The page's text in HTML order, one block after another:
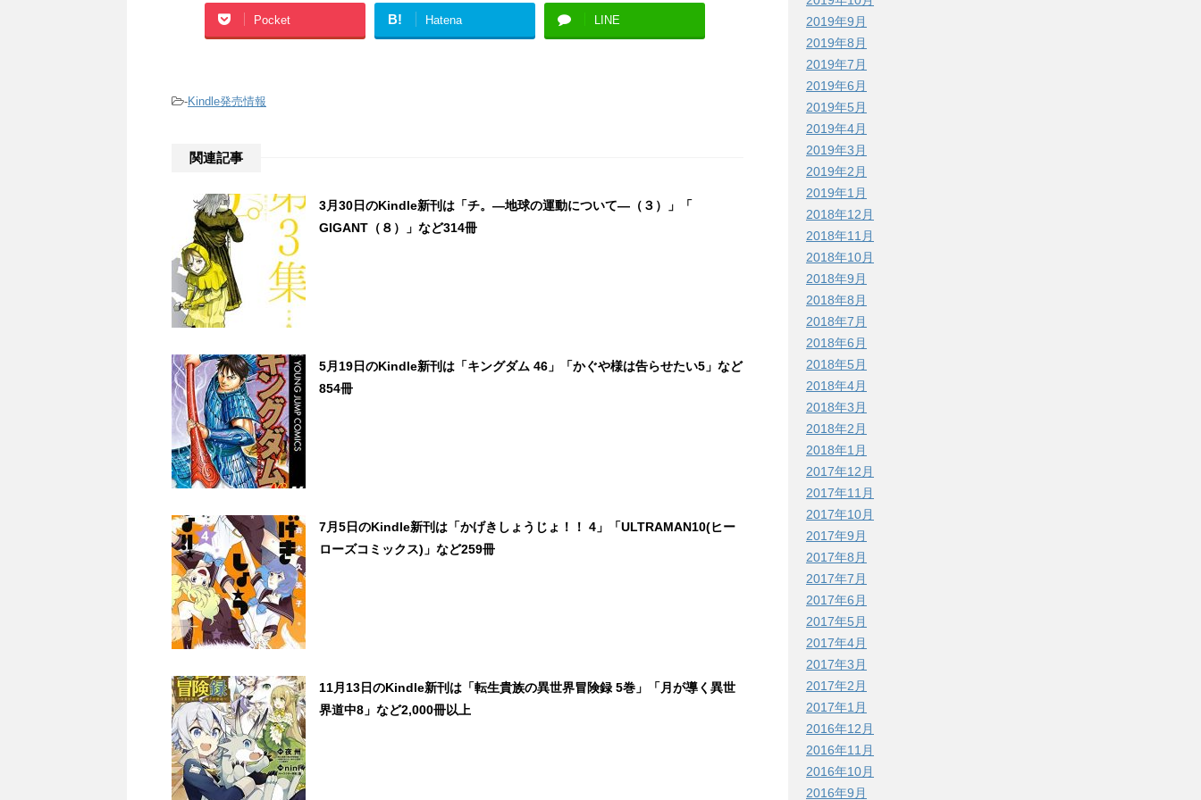
Pocket B! Hatena LINE
-Kindle発売情報
関連記事
3月30日のKindle新刊は「チ。―地球の運動について―（３）」「
GIGANT（８）」など314冊
5月19日のKindle新刊は「キングダム 46」「かぐや様は告らせたい5」など
854冊
7月5日のKindle新刊は「かげきしょうじょ！！ 4」「ULTRAMAN10(ヒー
ローズコミックス)」など259冊
11月13日のKindle新刊は「転生貴族の異世界冒険録 5巻」「月が導く異世
界道中8」など2,000冊以上
2019年9月
2019年8月
2019年7月
2019年6月
2019年5月
2019年4月
2019年3月
2019年2月
2019年1月
2018年12月
2018年11月
2018年10月
2018年9月
2018年8月
2018年7月
2018年6月
2018年5月
2018年4月
2018年3月
2018年2月
2018年1月
2017年12月
2017年11月
2017年10月
2017年9月
2017年8月
2017年7月
2017年6月
2017年5月
2017年4月
2017年3月
2017年2月
2017年1月
2016年12月
2016年11月
2016年10月
2016年9月